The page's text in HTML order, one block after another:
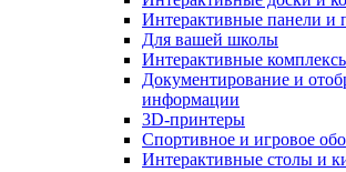
Интерактивные панели и
Для вашей школы
Интерактивные
Документирование и
информации
3D-принтеры
Спортивное и игровое
Интерактивные столы и